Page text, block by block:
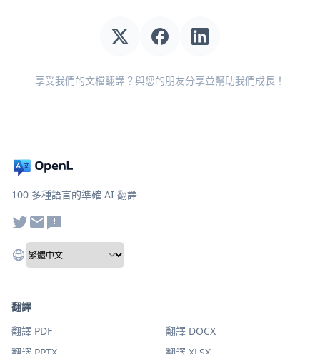
享受我們的文檔翻譯？與您的朋友分享並幫助我們成長！
100 多種語言的準確 AI 翻譯
翻譯
翻譯 PDF
翻譯 DOCX